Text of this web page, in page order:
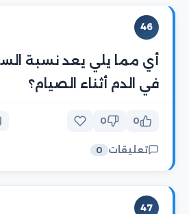
46
أي مما يلي يعد نسبة
في الدم أثناء الصيام؟
0
0
تعليقات 0
47